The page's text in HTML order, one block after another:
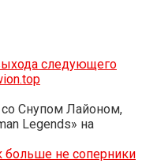
следующего
Снупом Лайоном,
Legends» на
больше не соперники